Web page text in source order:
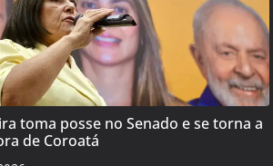
toma posse no Senado e se torna a
de Coroatá